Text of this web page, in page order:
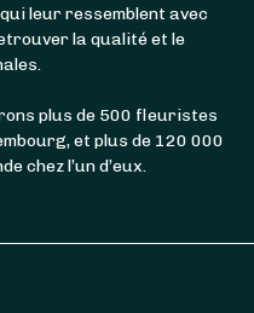
leur ressemblent avec
la qualité et le
plus de 500 fleuristes
et plus de 120 000
chez l’un d’eux.